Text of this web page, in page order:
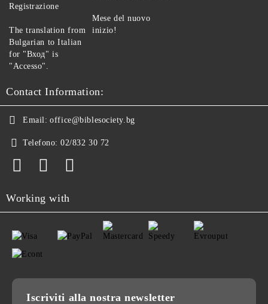
Registrazione
The translation from
Bulgarian to Italian
for "Вход" is
"Accesso".
Mese del nuovo
inizio!
Contact Information:
Email: office@biblesociety.bg
Telefono: 02/832 30 72
Working with
Iscriviti alla nostra newsletter